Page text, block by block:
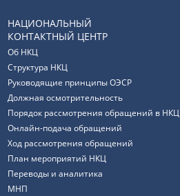
НАЦИОНАЛЬНЫЙ
КОНТАКТНЫЙ ЦЕНТР
Об НКЦ
Структура НКЦ
Руководящие принципы ОЭСР
Должная осмотрительность
Порядок рассмотрения обращений в НКЦ
Онлайн-подача обращений
Ход рассмотрения обращений
План мероприятий НКЦ
Переводы и аналитика
МНП